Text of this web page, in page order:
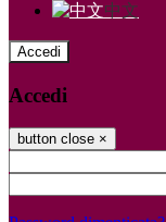
中文
Accedi
Accedi
button close ×